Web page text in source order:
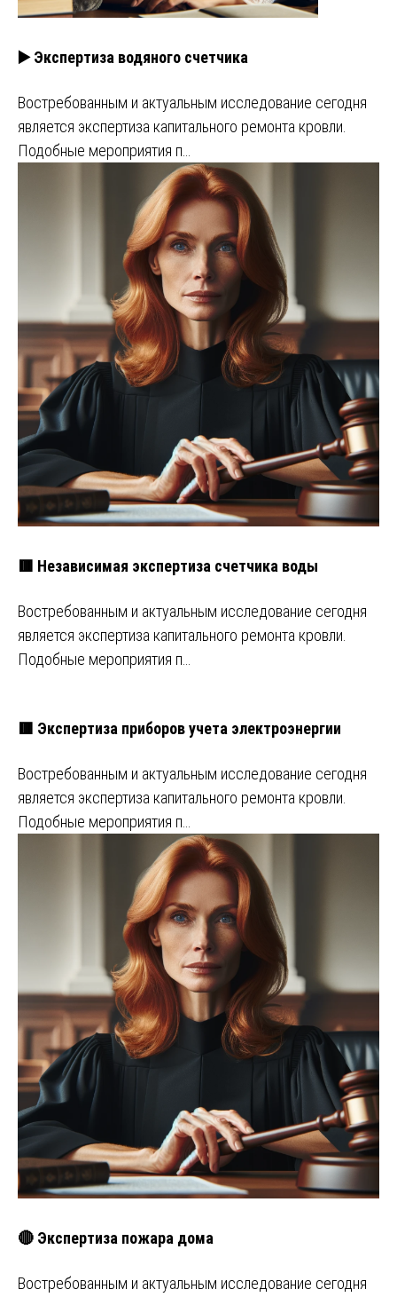
▶️ Экспертиза водяного счетчика
Востребованным и актуальным исследование сегодня
является экспертиза капитального ремонта кровли.
Подобные мероприятия п…
🟥 Независимая экспертиза счетчика воды
Востребованным и актуальным исследование сегодня
является экспертиза капитального ремонта кровли.
Подобные мероприятия п…
🟥 Экспертиза приборов учета электроэнергии
Востребованным и актуальным исследование сегодня
является экспертиза капитального ремонта кровли.
Подобные мероприятия п…
🔴 Экспертиза пожара дома
Востребованным и актуальным исследование сегодня